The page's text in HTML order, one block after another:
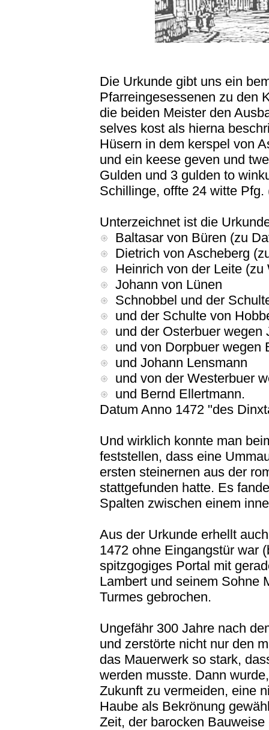
Die Urkunde gibt uns ein
Pfarreingesessenen zu den
die beiden Meister den
selves kost als hierna
Hüsern in dem kerspel von
und ein keese geven und
Gulden und 3 gulden to
Schillinge, offte 24 witte
Unterzeichnet ist die
Baltasar von Büren (zu
Dietrich von Ascheberg
Heinrich von der Leite
Johann von Lünen
Schnobbel und der
und der Schulte von
und der Osterbuer wegen
und von Dorpbuer wegen
und Johann Lensmann
und von der Westerbuer
und Bernd Ellertmann.
Datum Anno 1472 "des
Und wirklich konnte man
feststellen, dass eine
ersten steinernen aus der
stattgefunden hatte. Es
Spalten zwischen einem
Aus der Urkunde erhellt
1472 ohne Eingangstür war
spitzgogiges Portal mit
Lambert und seinem Sohne
Turmes gebrochen.
Ungefähr 300 Jahre nach
und zerstörte nicht nur den
das Mauerwerk so stark,
werden musste. Dann
Zukunft zu vermeiden, eine
Haube als Bekrönung
Zeit, der barocken